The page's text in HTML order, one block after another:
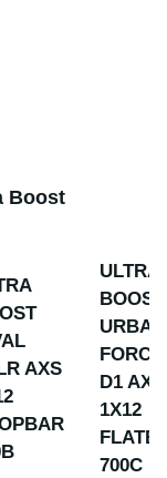
Boost
AXS
ULTRA
BOOST
URBAN
FORCE
D1 AXS
1X12
700C